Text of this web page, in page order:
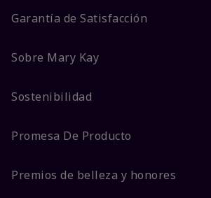
Garantía de Satisfacción
Sobre Mary Kay
Sostenibilidad
Promesa De Producto
Premios de belleza y honores